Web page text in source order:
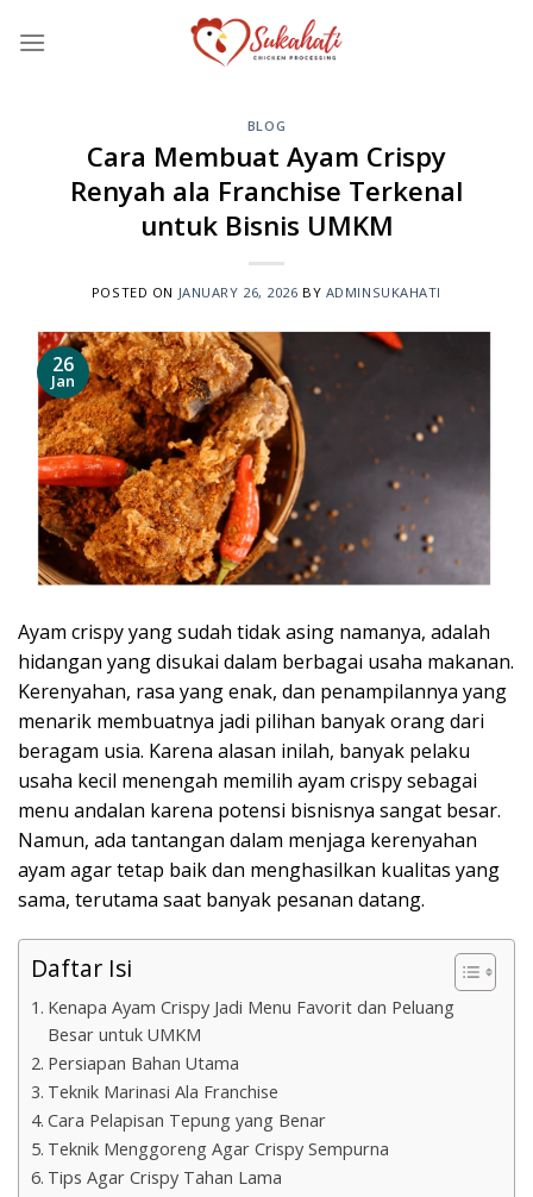
BLOG
Cara Membuat Ayam Crispy
Renyah ala Franchise Terkenal
untuk Bisnis UMKM
POSTED ON JANUARY 26, 2026 BY ADMINSUKAHATI
26
Jan
Ayam crispy yang sudah tidak asing namanya, adalah
hidangan yang disukai dalam berbagai usaha makanan.
Kerenyahan, rasa yang enak, dan penampilannya yang
menarik membuatnya jadi pilihan banyak orang dari
beragam usia. Karena alasan inilah, banyak pelaku
usaha kecil menengah memilih ayam crispy sebagai
menu andalan karena potensi bisnisnya sangat besar.
Namun, ada tantangan dalam menjaga kerenyahan
ayam agar tetap baik dan menghasilkan kualitas yang
sama, terutama saat banyak pesanan datang.
Daftar Isi
Kenapa Ayam Crispy Jadi Menu Favorit dan Peluang
Besar untuk UMKM
Persiapan Bahan Utama
Teknik Marinasi Ala Franchise
Cara Pelapisan Tepung yang Benar
Teknik Menggoreng Agar Crispy Sempurna
Tips Agar Crispy Tahan Lama